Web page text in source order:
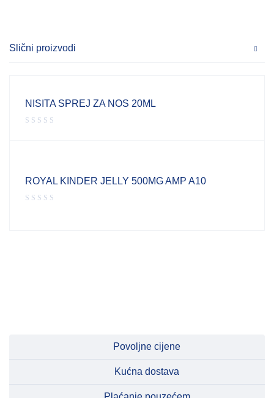
Slični proizvodi
NISITA SPREJ ZA NOS 20ML
ROYAL KINDER JELLY 500MG AMP A10
Povoljne cijene
Kućna dostava